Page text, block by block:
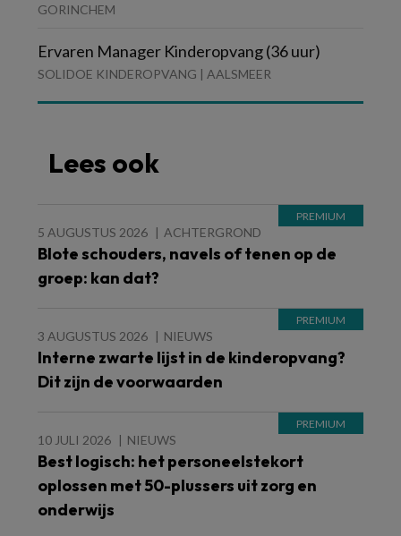
GORINCHEM
Ervaren Manager Kinderopvang (36 uur)
SOLIDOE KINDEROPVANG | AALSMEER
Lees ook
5 AUGUSTUS 2026 ACHTERGROND
Blote schouders, navels of tenen op de
groep: kan dat?
3 AUGUSTUS 2026 NIEUWS
Interne zwarte lijst in de kinderopvang?
Dit zijn de voorwaarden
10 JULI 2026 NIEUWS
Best logisch: het personeelstekort
oplossen met 50-plussers uit zorg en
onderwijs